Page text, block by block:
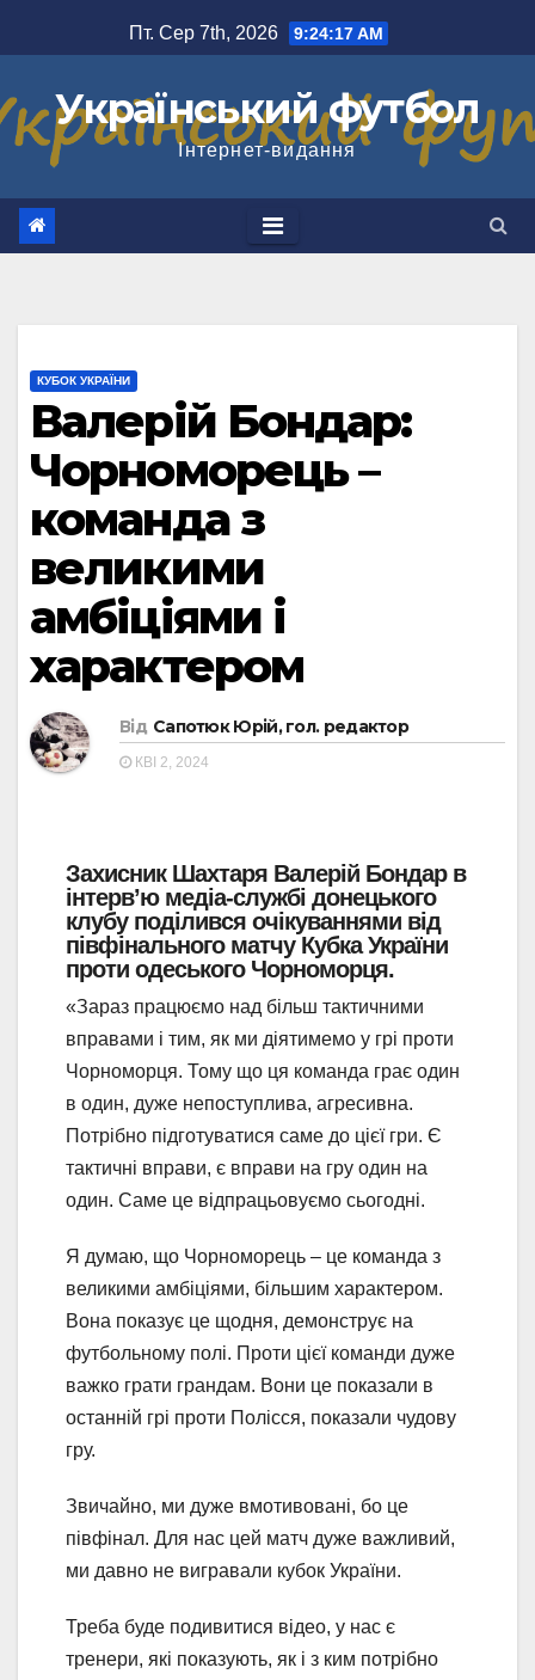
до
Пт. Сер 7th, 2026 9:24:18 AM
Український футбол
Інтернет-видання
КУБОК УКРАЇНИ
Валерій Бондар:
Чорноморець –
команда з
великими
амбіціями і
характером
Від Сапотюк Юрій, гол. редактор
КВІ 2, 2024
Захисник Шахтаря Валерій Бондар в
інтерв’ю медіа-службі донецького
клубу поділився очікуваннями від
півфінального матчу Кубка України
проти одеського Чорноморця.
«Зараз працюємо над більш тактичними
вправами і тим, як ми діятимемо у грі проти
Чорноморця. Тому що ця команда грає один
в один, дуже непоступлива, агресивна.
Потрібно підготуватися саме до цієї гри. Є
тактичні вправи, є вправи на гру один на
один. Саме це відпрацьовуємо сьогодні.
Я думаю, що Чорноморець – це команда з
великими амбіціями, більшим характером.
Вона показує це щодня, демонструє на
футбольному полі. Проти цієї команди дуже
важко грати гpaндам. Вони це показали в
останній грі проти Полісся, показали чудову
гру.
Звичайно, ми дуже вмотивовані, бо це
півфінал. Для нас цей матч дуже важливий,
ми давно не вигравали кубок України.
Треба буде подивитися відео, у нас є
тренери, які показують, як і з ким потрібно